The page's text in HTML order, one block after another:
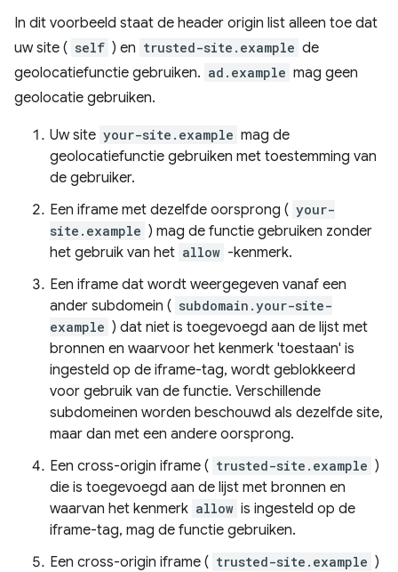
In dit voorbeeld staat de header origin list alleen toe dat
uw site ( self ) en trusted-site.example de
geolocatiefunctie gebruiken. ad.example mag geen
geolocatie gebruiken.
Uw site your-site.example mag de
geolocatiefunctie gebruiken met toestemming van
de gebruiker.
Een iframe met dezelfde oorsprong ( your-
site.example ) mag de functie gebruiken zonder
het gebruik van het allow -kenmerk.
Een iframe dat wordt weergegeven vanaf een
ander subdomein ( subdomain.your-site-
example ) dat niet is toegevoegd aan de lijst met
bronnen en waarvoor het kenmerk 'toestaan' is
ingesteld op de iframe-tag, wordt geblokkeerd
voor gebruik van de functie. Verschillende
subdomeinen worden beschouwd als dezelfde site,
maar dan met een andere oorsprong.
Een cross-origin iframe ( trusted-site.example )
die is toegevoegd aan de lijst met bronnen en
waarvan het kenmerk allow is ingesteld op de
iframe-tag, mag de functie gebruiken.
Een cross-origin iframe ( trusted-site.example )